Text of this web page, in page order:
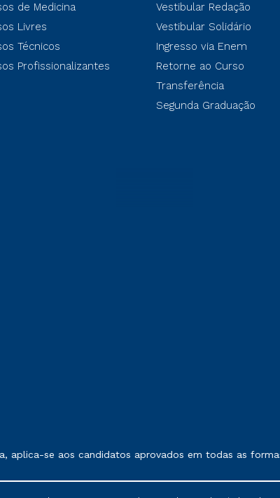
de Medicina
Livres
Técnicos
Profissionalizantes
Vestibular Redação
Vestibular Solidário
Ingresso via Enem
Retorne ao Curso
Transferência
Segunda Graduação
no contrato de prestação de serviços.
se aos candidatos aprovados em todas as